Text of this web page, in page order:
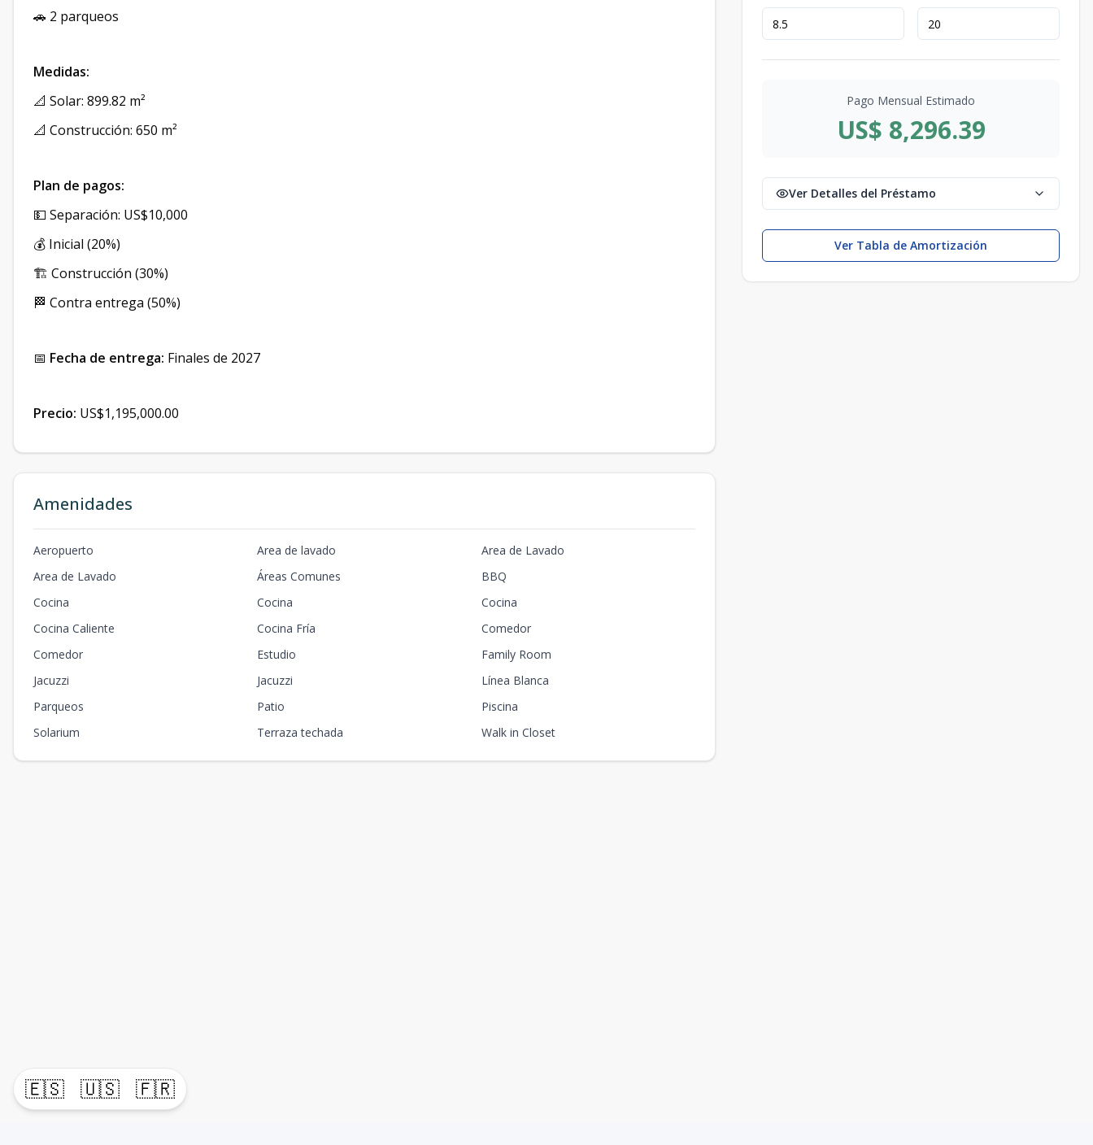
🇪🇸 🇺🇸 🇫🇷
🚗 2 parqueos
Medidas:
📐 Solar: 899.82 m²
📐 Construcción: 650 m²
Plan de pagos:
💵 Separación: US$10,000
💰 Inicial (20%)
🏗️ Construcción (30%)
🏁 Contra entrega (50%)
📅 Fecha de entrega: Finales de 2027
Precio: US$1,195,000.00
Amenidades
Aeropuerto Area de lavado
Area de Lavado
Area de Lavado
Áreas Comunes
BBQ
Cocina
Cocina
Cocina
Cocina Caliente
Cocina Fría
Comedor
Comedor
Estudio
Family Room
Jacuzzi
Jacuzzi
Línea Blanca
Parqueos
Patio
Piscina
Solarium
Terraza techada Walk in Closet
Pago Mensual Estimado
US$ 8,296.39
Ver Detalles del Préstamo
Ver Tabla de Amortización